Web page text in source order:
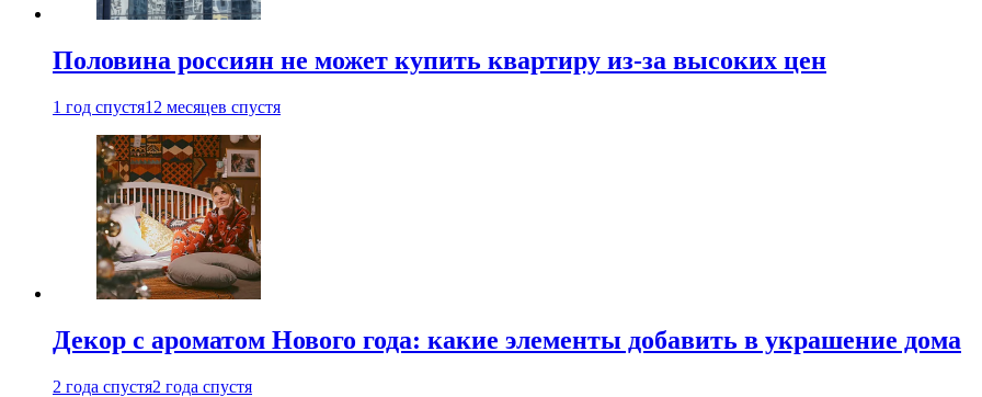
Половина россиян не может купить квартиру из-за высоких цен
1 год спустя12 месяцев спустя
Декор с ароматом Нового года: какие элементы добавить в украшение дома
2 года спустя2 года спустя